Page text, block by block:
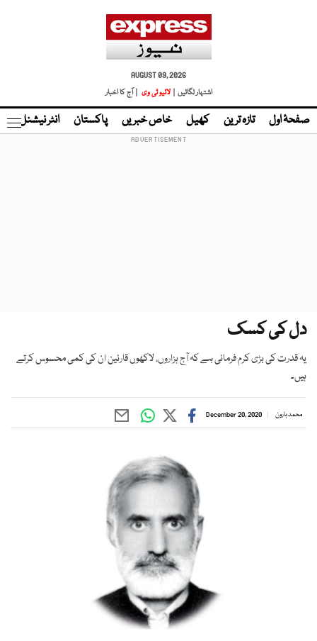
AUGUST 09, 2026
اشتہار لگائیں |
لائیو ٹی وی | آج کا اخبار
صفحۂ اول تازہ ترین کھیل خاص خبریں پاکستان انٹر نیشنل
دل کی کسک
یہ قدرت کی بڑی کرم فرمائی ہے کہ آج ہزاروں، لاکھوں قارئین ان کی کمی محسوس کرتے
ہیں۔
محمد ہارون December 20, 2020